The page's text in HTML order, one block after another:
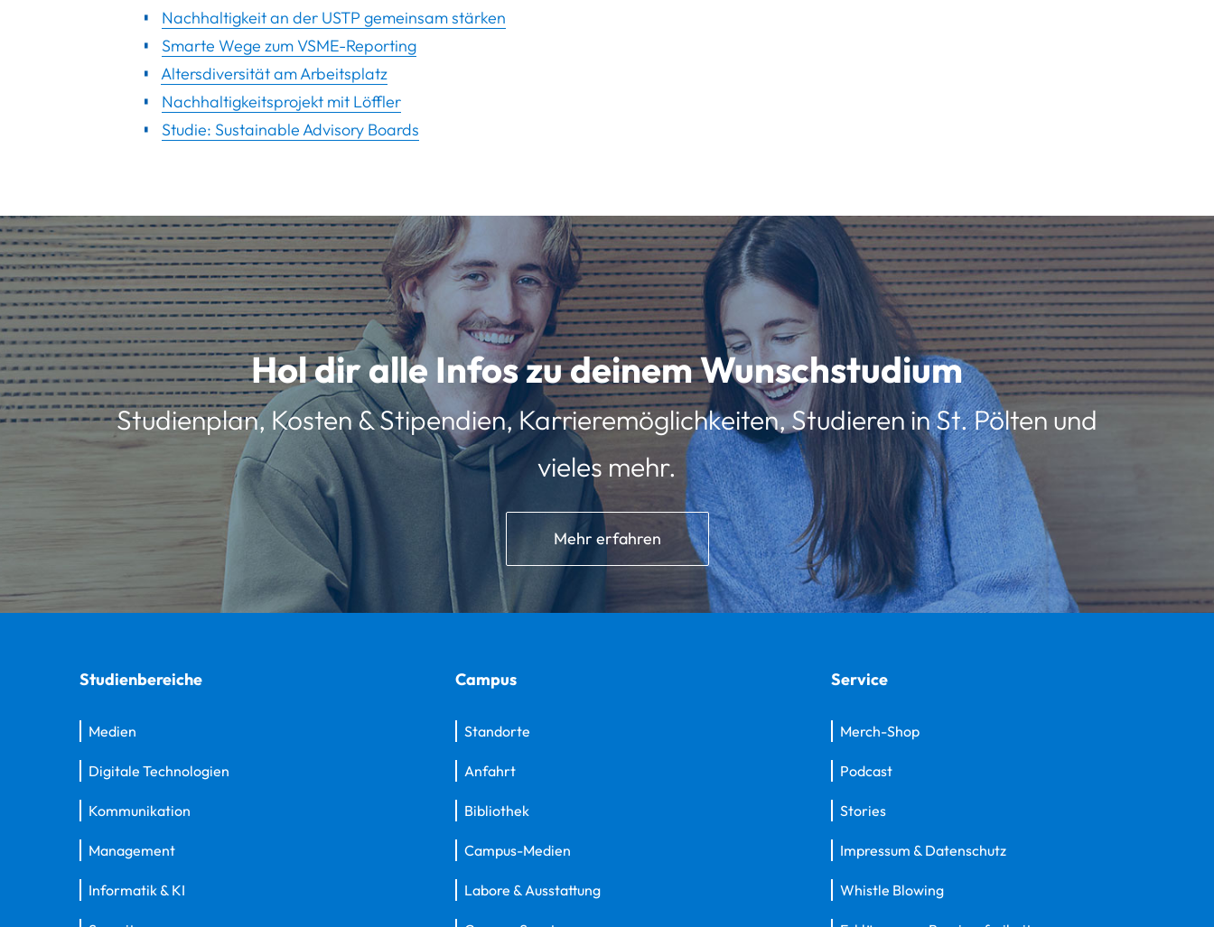
Nachhaltigkeit an der USTP gemeinsam stärken
Smarte Wege zum VSME-Reporting
Altersdiversität am Arbeitsplatz
Nachhaltigkeitsprojekt mit Löffler
Studie: Sustainable Advisory Boards
Hol dir alle Infos zu deinem Wunschstudium
Studienplan, Kosten & Stipendien, Karrieremöglichkeiten, Studieren in St. Pölten und
vieles mehr.
Mehr erfahren
Studienbereiche
Medien
Digitale Technologien
Kommunikation
Management
Informatik & KI
Campus
Standorte
Anfahrt
Bibliothek
Campus-Medien
Labore & Ausstattung
Service
Merch-Shop
Podcast
Stories
Impressum & Datenschutz
Whistle Blowing